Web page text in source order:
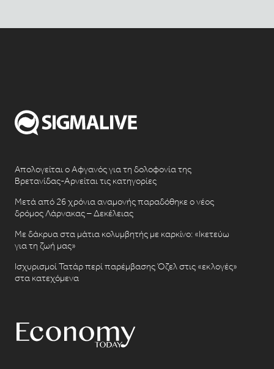
Απολογείται ο Αφγανός για τη δολοφονία της
Βρετανίδας-Αρνείται τις κατηγορίες
Μετά από 26 χρόνια αναμονής παραδόθηκε ο νέος
δρόμος Λάρνακας – Δεκέλειας
Με δάκρυα στα μάτια κολυμβητής με καρκίνο: «Ικετεύω
για τη ζωή μας»
Ισχυρισμοί Τατάρ περί παρέμβασης Όζελ στις «εκλογές»
στα κατεχόμενα